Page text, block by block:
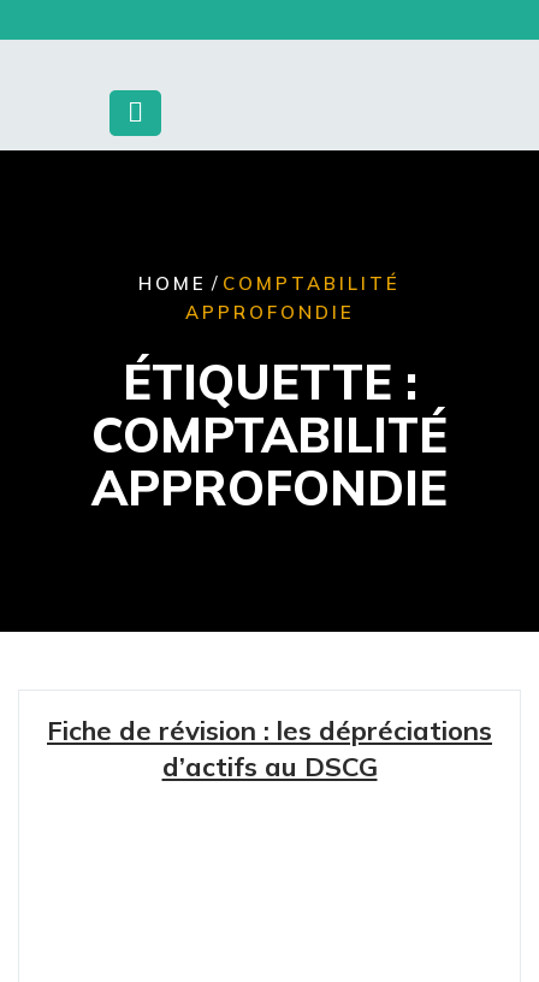
to
HOME / COMPTABILITÉ
APPROFONDIE
ÉTIQUETTE :
COMPTABILITÉ
APPROFONDIE
Fiche de révision : les dépréciations
d’actifs au DSCG